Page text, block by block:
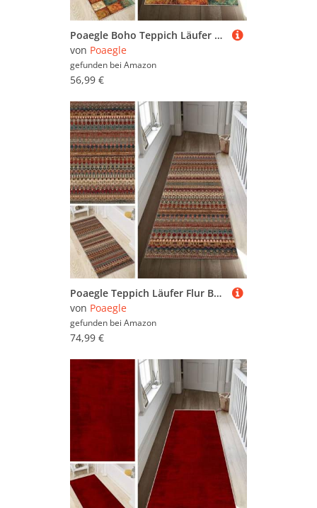
Poaegle Boho Teppich Läufer Flur Lang rutschfest Waschbar Vintage Kücheläufer Teppich Läufer 90x180cm Dauerhaft Läuferteppich Flurläufer Korridor Meterware
von Poaegle
gefunden bei Amazon
56,99 €
Poaegle Teppich Läufer Flur Boho Vintage Lang rutschfest Kücheläufer Waschbar Abstrakt Teppich Läufer 80x300cm Dauerhaft Läuferteppich Flurläufer Korridor Meterware
von Poaegle
gefunden bei Amazon
74,99 €